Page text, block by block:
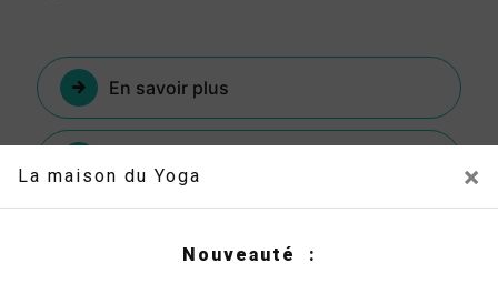
La maison du Yoga ×
Nouveauté :
En savoir plus